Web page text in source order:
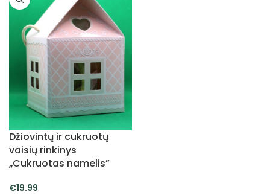
Džiovintų ir cukruotų
vaisių rinkinys
„Cukruotas namelis”
€19.99